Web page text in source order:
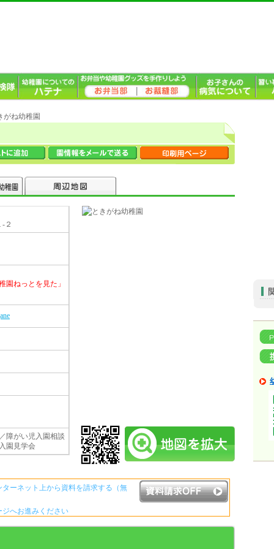
がね幼稚園
２
ねっとを見た」
障がい児入園相談
園見学会
ーネット上から資料を請求する（無
へお進みください